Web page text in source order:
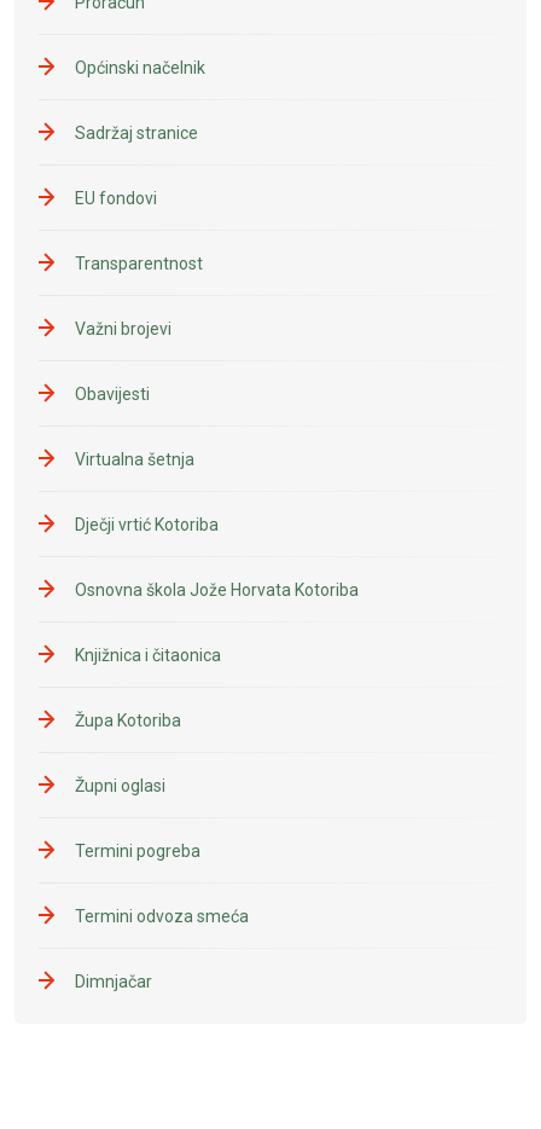
Općinski načelnik
Sadržaj stranice
EU fondovi
Transparentnost
Važni brojevi
Obavijesti
Virtualna šetnja
Dječji vrtić Kotoriba
Osnovna škola Jože Horvata Kotoriba
Knjižnica i čitaonica
Župa Kotoriba
Župni oglasi
Termini pogreba
Termini odvoza smeća
Dimnjačar